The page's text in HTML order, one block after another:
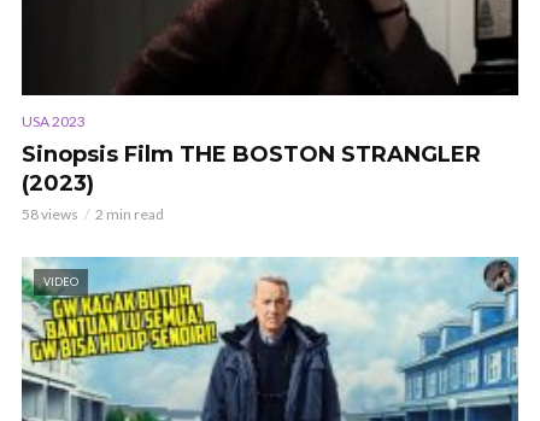
USA 2023
Sinopsis Film THE BOSTON STRANGLER
(2023)
58 views 2 min read
VIDEO